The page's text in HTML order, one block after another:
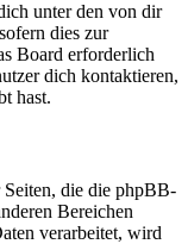
unter den von dir
dies zur
Board erforderlich
dich kontaktieren,
hast.
die die phpBB-
Bereichen
verarbeitet, wird